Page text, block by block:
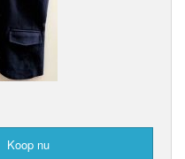
Koop nu